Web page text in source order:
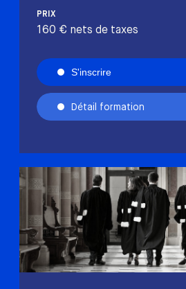
PRIX
160 € nets de taxes
S'inscrire
Détail formation